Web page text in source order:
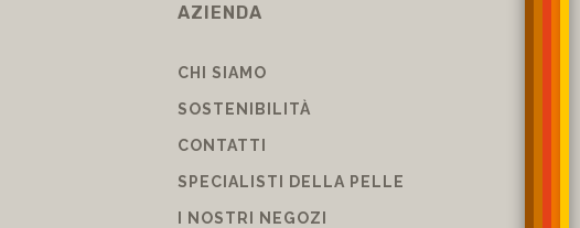
AZIENDA
CHI SIAMO
SOSTENIBILITÀ
CONTATTI
SPECIALISTI DELLA PELLE
I NOSTRI NEGOZI